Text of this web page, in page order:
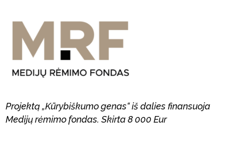
Projektą „Kūrybiškumo genas“ iš dalies finansuoja
Medijų rėmimo fondas. Skirta 8 000 Eur